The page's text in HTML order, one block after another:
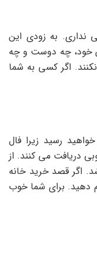
نداری. به زودی این
خود، چه دوست و چه
اگر کسی به شما
رسید زیرا فال
دریافت می کنند. از
اگر قصد خرید خانه
دهید. برای شما خوب